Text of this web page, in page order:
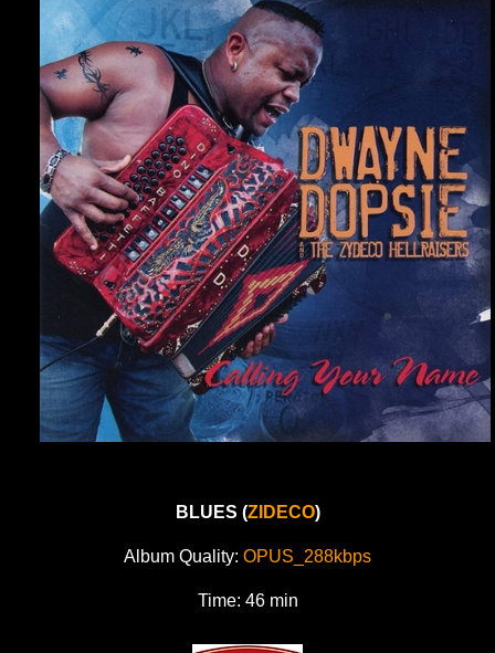
BLUES (ZIDECO)
Album Quality: OPUS_288kbps
Time: 46 min